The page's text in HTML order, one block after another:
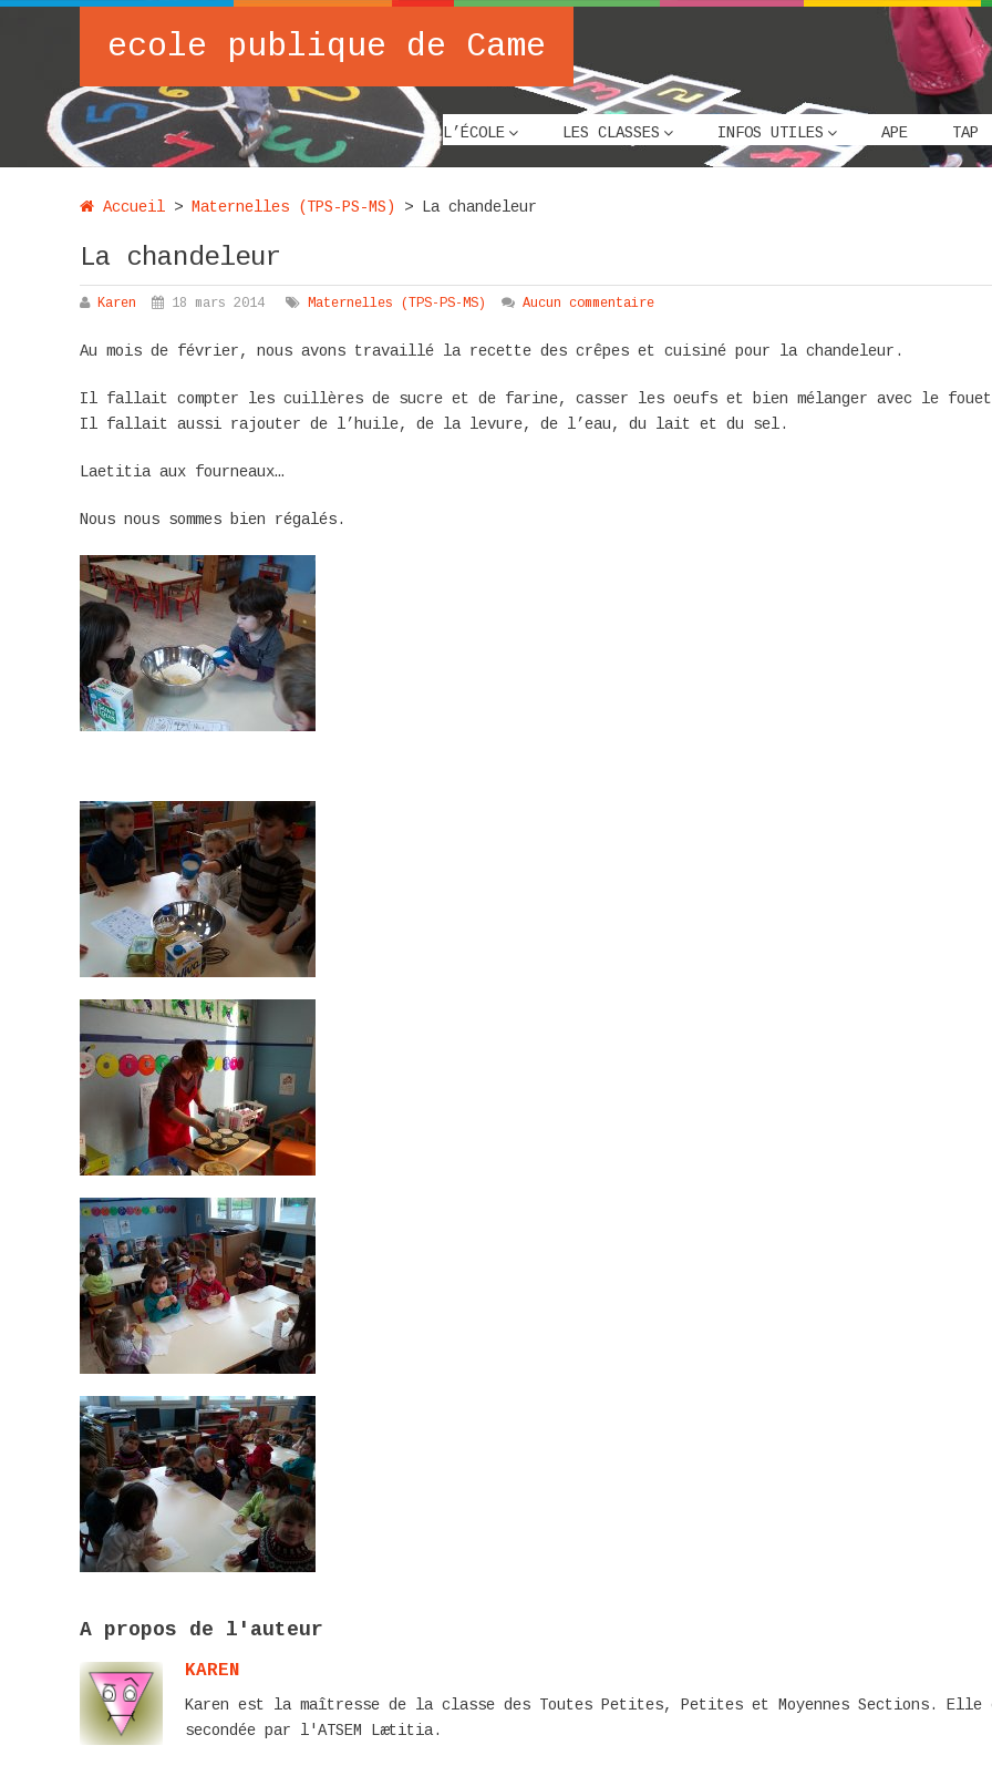
ecole publique de Came
L’ÉCOLE LES CLASSES INFOS UTILES APE TAP
Accueil > Maternelles (TPS-PS-MS) > La chandeleur
La chandeleur
Karen 18 mars 2014 Maternelles (TPS-PS-MS) Aucun commentaire
Au mois de février, nous avons travaillé la recette des crêpes et cuisiné pour la chandeleur.
Il fallait compter les cuillères de sucre et de farine, casser les oeufs et bien mélanger avec le
Il fallait aussi rajouter de l’huile, de la levure, de l’eau, du lait et du sel.
Laetitia aux fourneaux…
Nous nous sommes bien régalés.
A propos de l'auteur
KAREN
Karen est la maîtresse de la classe des Toutes Petites, Petites et Moyennes Sections. Elle
secondée par l'ATSEM Lætitia.